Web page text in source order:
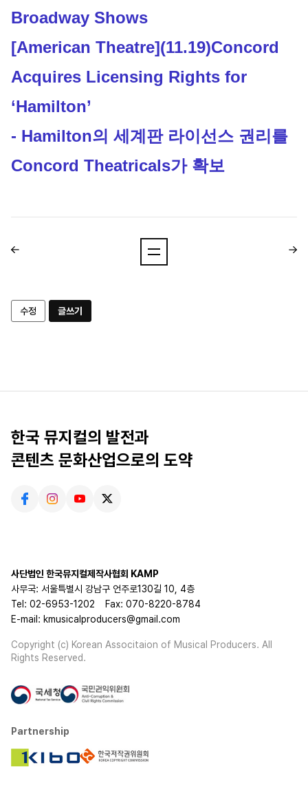
Broadway Shows
[American Theatre](11.19)Concord
Acquires Licensing Rights for
‘Hamilton’
- Hamilton의 세계판 라이선스 권리를
Concord Theatricals가 확보
수정 글쓰기
한국 뮤지컬의 발전과
콘텐츠 문화산업으로의 도약
사단법인 한국뮤지컬제작사협회 KAMP
사무국: 서울특별시 강남구 언주로130길 10, 4층
Tel: 02-6953-1202
Fax: 070-8220-8784
E-mail: kmusicalproducers@gmail.com
Copyright (c) Korean Associtaion of Musical Producers. All
Rights Reserved.
Partnership